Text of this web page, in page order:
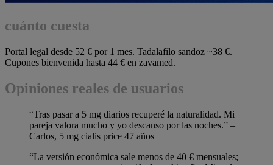
cuánto cuesta
Portal legal desde 52 € por 1 mes. Tadalafilo sandoz ~38 €.
Cupones bienvenida hasta 44 € en zavamed.
Opiniones reales de usuarios
“Tras pasar a 5 mg diarios recuperé la naturalidad. Mi
pareja valora mucho y yo descanso por las noches.” –
Carlos, 5 mg cialis price 47 años
“La versión económica sale menos de 40 € mensuales;